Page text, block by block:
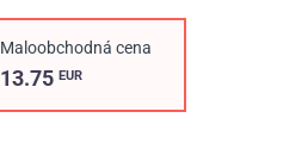
Maloobchodná cena
13.75EUR